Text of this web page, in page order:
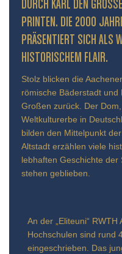
URCH KARL DEN
INTEN. DIE 2000 JAHRE
ÄSENTIERT SICH ALS
TORISCHEM FLAIR.
Stolz blicken die
römische Bäderstadt
Großen zurück. Der
Weltkulturerbe in
bilden den Mittelpunkt
Altstadt erzählen viele
lebhaften Geschichte
stehen geblieben.
An der „Eliteuni“
Hochschulen sind rund
eingeschrieben. Das